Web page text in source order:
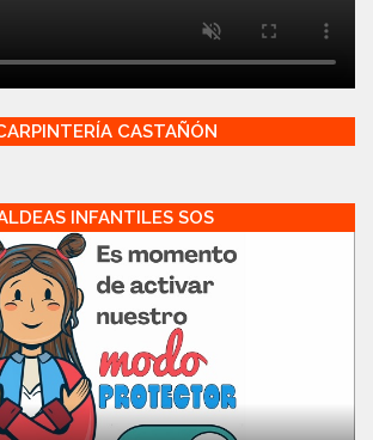
CASTAÑÓN
INFANTILES SOS